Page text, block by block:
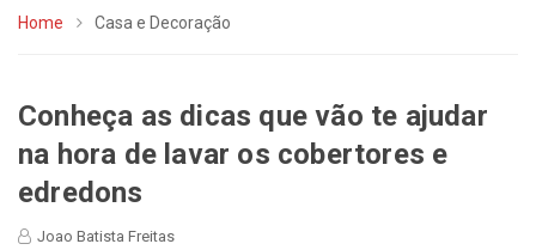
Home Casa e Decoração
Conheça as dicas que vão te ajudar
na hora de lavar os cobertores e
edredons
Joao Batista Freitas